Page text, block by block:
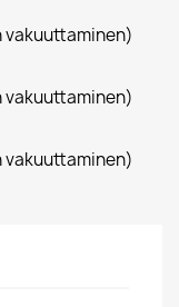
vakuuttaminen)
vakuuttaminen)
vakuuttaminen)